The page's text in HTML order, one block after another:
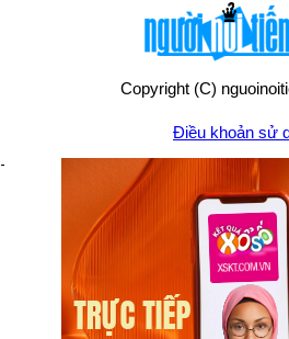
Copyright (C)
Điều khoản sử
Chính sách quyền
Liên hệ: